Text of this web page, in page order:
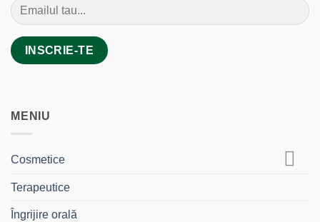
MENIU
Cosmetice
Terapeutice
Îngrijire orală